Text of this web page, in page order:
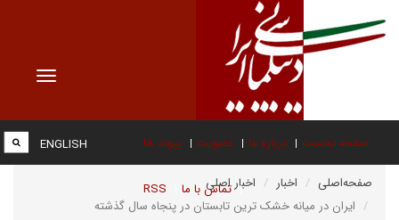
Toggle
صفحه نخست درباره ما عضویت پیوند ها
تماس با ما RSS
ENGLISH
صفحه‌اصلی اخبار
اخبار اصلی
ایران در میانه خشک ترین تابستان در پنجاه سال گذشته